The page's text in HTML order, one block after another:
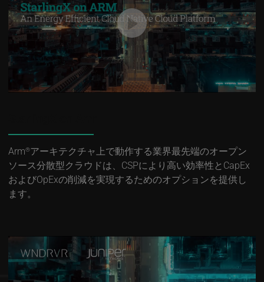
Arm®アーキテクチャ上で動作する業界最先端のオープン
ソース分散型クラウドは、CSPにより高い効率性とCapEx
およびOpExの削減を実現するためのオプションを提供し
ます。